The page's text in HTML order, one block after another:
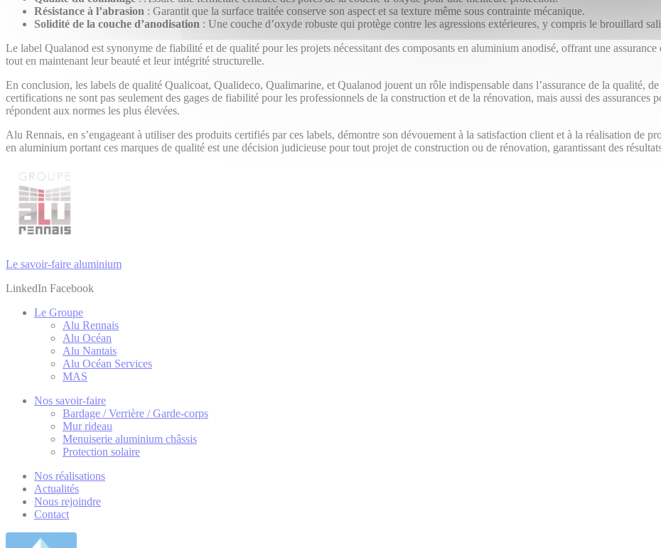
Résistance à l’abrasion : Garantit que la surface traitée conserve son aspect et sa texture même sous contrainte mécanique.
Solidité de la couche d’anodisation : Une couche d’oxyde robuste qui protège contre les agressions extérieures, y compris le brouillard
Le label Qualanod est synonyme de fiabilité et de qualité pour les projets nécessitant des composants en aluminium anodisé, offrant une
tout en maintenant leur beauté et leur intégrité structurelle.
En conclusion, les labels de qualité Qualicoat, Qualideco, Qualimarine, et Qualanod jouent un rôle indispensable dans l’assurance de la qualité,
certifications ne sont pas seulement des gages de fiabilité pour les professionnels de la construction et de la rénovation, mais aussi des
répondent aux normes les plus élevées.
Alu Rennais, en s’engageant à utiliser des produits certifiés par ces labels, démontre son dévouement à la satisfaction client et à la réalisation de
en aluminium portant ces marques de qualité est une décision judicieuse pour tout projet de construction ou de rénovation, garantissant des
Le savoir-faire aluminium
LinkedIn Facebook
Le Groupe
Alu Rennais
Alu Océan
Alu Nantais
Alu Océan Services
MAS
Nos savoir-faire
Bardage / Verrière / Garde-corps
Mur rideau
Menuiserie aluminium châssis
Protection solaire
Nos réalisations
Actualités
Nous rejoindre
Contact